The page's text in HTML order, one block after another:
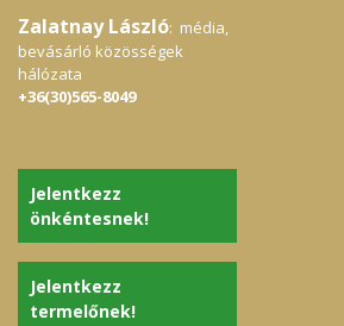
Zalatnay László: média,
bevásárló közösségek
hálózata
+36(30)565-8049
Jelentkezz
önkéntesnek!
Jelentkezz
termelőnek!